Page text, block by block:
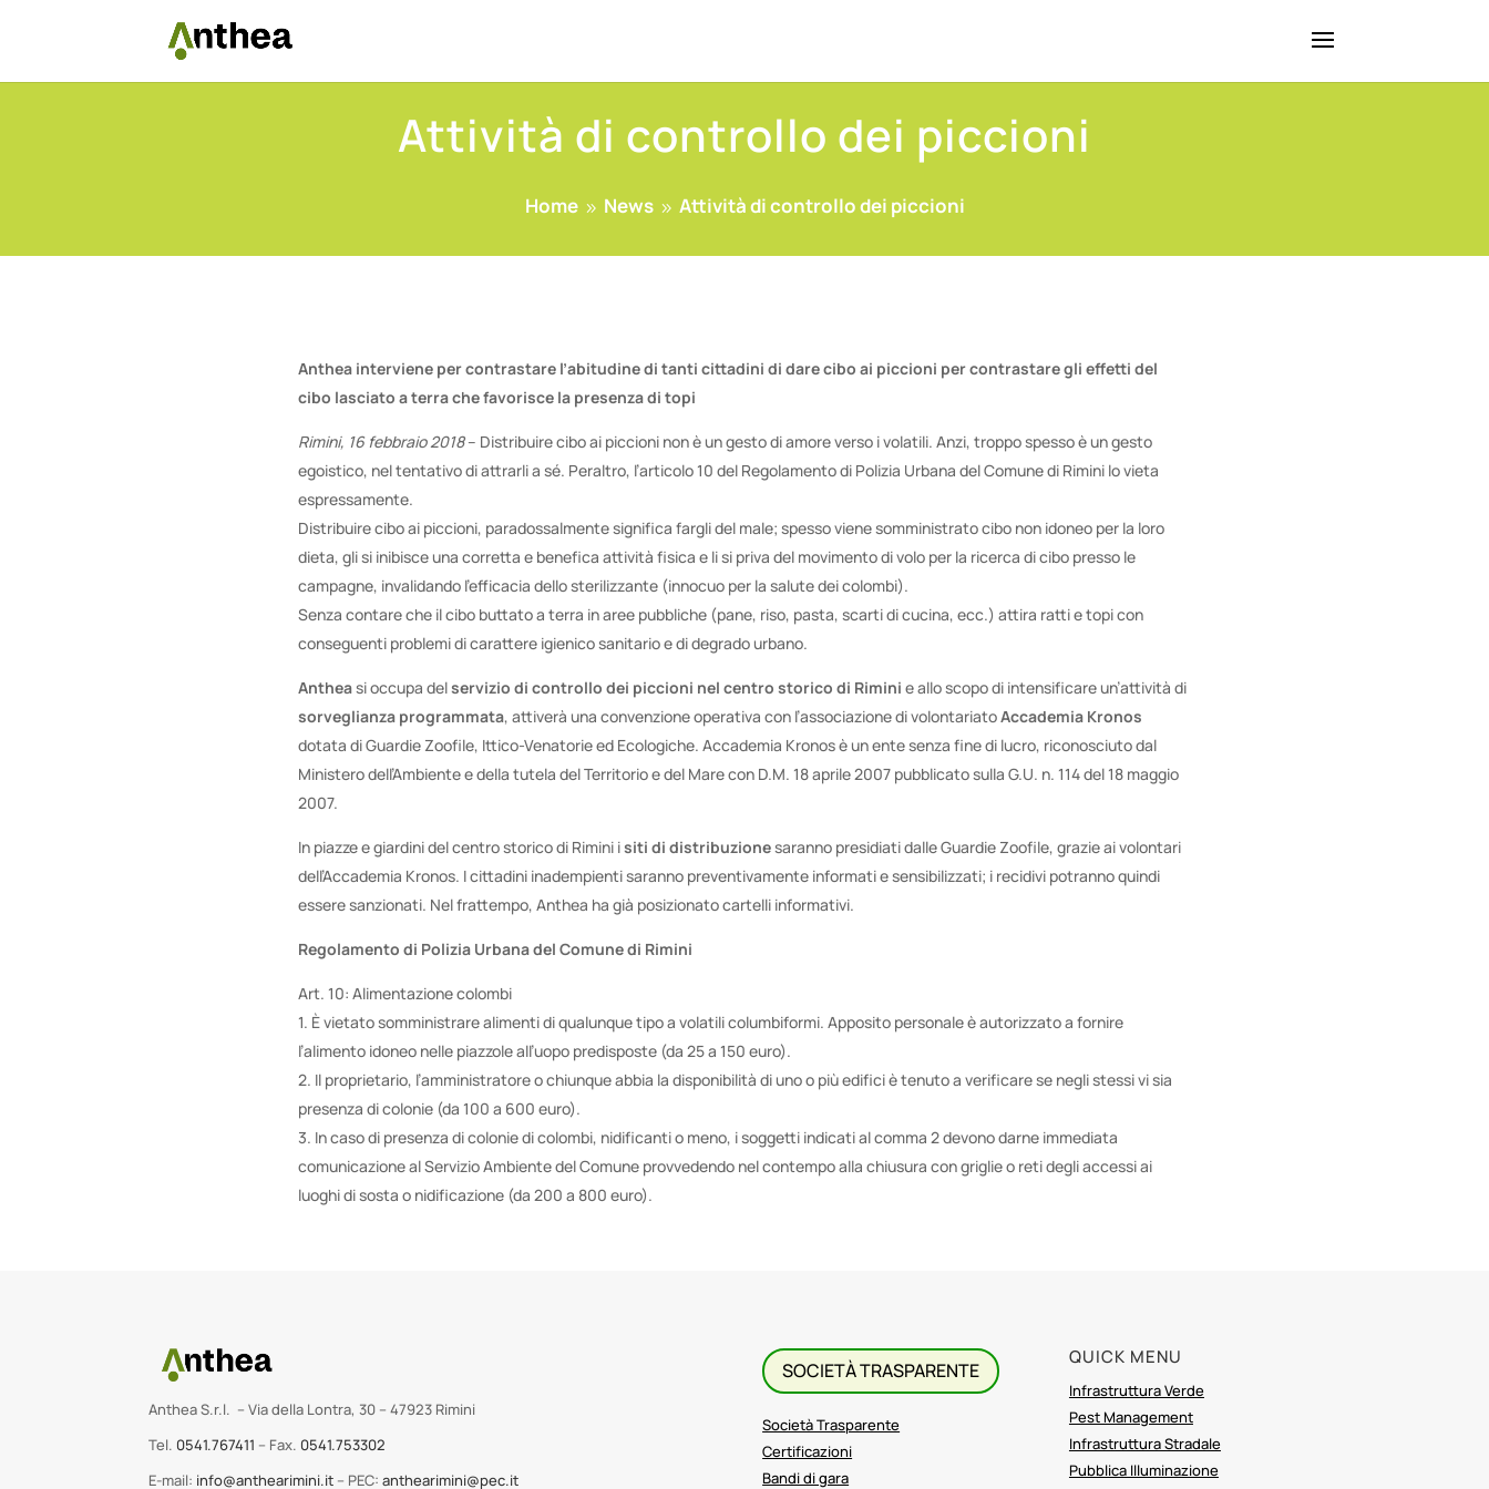
Attività di controllo dei piccioni
Home 9 News 9 Attività di controllo dei piccioni
Anthea interviene per contrastare l’abitudine di tanti cittadini di dare cibo ai piccioni per contrastare gli effetti del
cibo lasciato a terra che favorisce la presenza di topi
Rimini, 16 febbraio 2018– Distribuire cibo ai piccioni non è un gesto di amore verso i volatili. Anzi, troppo spesso è un gesto
egoistico, nel tentativo di attrarli a sé. Peraltro, l’articolo 10 del Regolamento di Polizia Urbana del Comune di Rimini lo vieta
espressamente.
Distribuire cibo ai piccioni, paradossalmente significa fargli del male; spesso viene somministrato cibo non idoneo per la loro
dieta, gli si inibisce una corretta e benefica attività fisica e li si priva del movimento di volo per la ricerca di cibo presso le
campagne, invalidando l’efficacia dello sterilizzante (innocuo per la salute dei colombi).
Senza contare che il cibo buttato a terra in aree pubbliche (pane, riso, pasta, scarti di cucina, ecc.) attira ratti e topi con
conseguenti problemi di carattere igienico sanitario e di degrado urbano.
Antheasi occupa delservizio di controllo dei piccioni nel centro storico di Rimini e allo scopo di intensificare un’attività di
sorveglianza programmata, attiverà una convenzione operativa con l’associazione di volontariatoAccademia Kronos
dotata di Guardie Zoofile, Ittico-Venatorie ed Ecologiche. Accademia Kronos è un ente senza fine di lucro, riconosciuto dal
Ministero dell’Ambiente e della tutela del Territorio e del Mare con D.M. 18 aprile 2007 pubblicato sulla G.U. n. 114 del 18 maggio
2007.
In piazze e giardini del centro storico di Rimini isiti di distribuzionesaranno presidiati dalle Guardie Zoofile, grazie ai volontari
dell’Accademia Kronos. I cittadini inadempienti saranno preventivamente informati e sensibilizzati; i recidivi potranno quindi
essere sanzionati. Nel frattempo, Anthea ha già posizionato cartelli informativi.
Regolamento di Polizia Urbana del Comune di Rimini
Art. 10: Alimentazione colombi
1. È vietato somministrare alimenti di qualunque tipo a volatili columbiformi. Apposito personale è autorizzato a fornire
l’alimento idoneo nelle piazzole all’uopo predisposte (da 25 a 150 euro).
2. Il proprietario, l’amministratore o chiunque abbia la disponibilità di uno o più edifici è tenuto a verificare se negli stessi vi sia
presenza di colonie (da 100 a 600 euro).
3. In caso di presenza di colonie di colombi, nidificanti o meno, i soggetti indicati al comma 2 devono darne immediata
comunicazione al Servizio Ambiente del Comune provvedendo nel contempo alla chiusura con griglie o reti degli accessi ai
luoghi di sosta o nidificazione (da 200 a 800 euro).
Anthea S.r.l. – Via della Lontra, 30 – 47923 Rimini
Tel. 0541.767411 – Fax. 0541.753302
E-mail: info@anthearimini.it – PEC:anthearimini@pec.it
SOCIETÀ TRASPARENTE
Società Trasparente
Certificazioni
Bandi di gara
QUICK MENU
Infrastruttura Verde
Pest Management
Infrastruttura Stradale
Pubblica Illuminazione